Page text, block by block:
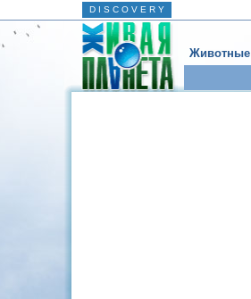
D I S C O V E R Y
Животные